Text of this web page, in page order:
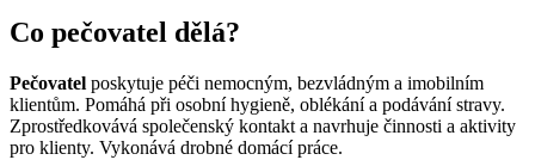
Co pečovatel dělá?
Pečovatel poskytuje péči nemocným, bezvládným a imobilním
klientům. Pomáhá při osobní hygieně, oblékání a podávání stravy.
Zprostředkovává společenský kontakt a navrhuje činnosti a aktivity
pro klienty. Vykonává drobné domácí práce.